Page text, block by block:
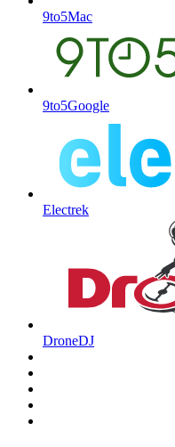
9to5Mac
9to5Google
Electrek
DroneDJ